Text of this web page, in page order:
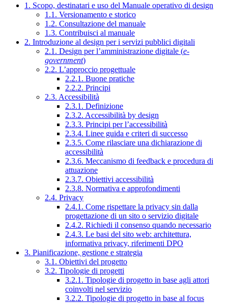
1. Scopo, destinatari e uso del Manuale operativo di design
1.1. Versionamento e storico
1.2. Consultazione del manuale
1.3. Contribuisci al manuale
2. Introduzione al design per i servizi pubblici digitali
2.1. Design per l’amministrazione digitale (e-
government)
2.2. L’approccio progettuale
2.2.1. Buone pratiche
2.2.2. Principi
2.3. Accessibilità
2.3.1. Definizione
2.3.2. Accessibilità by design
2.3.3. Principi per l’accessibilità
2.3.4. Linee guida e criteri di successo
2.3.5. Come rilasciare una dichiarazione di
accessibilità
2.3.6. Meccanismo di feedback e procedura di
attuazione
2.3.7. Obiettivi accessibilità
2.3.8. Normativa e approfondimenti
2.4. Privacy
2.4.1. Come rispettare la privacy sin dalla
progettazione di un sito o servizio digitale
2.4.2. Richiedi il consenso quando necessario
2.4.3. Le basi del sito web: architettura,
informativa privacy, riferimenti DPO
3. Pianificazione, gestione e strategia
3.1. Obiettivi del progetto
3.2. Tipologie di progetti
3.2.1. Tipologie di progetto in base agli attori
coinvolti nel servizio
3.2.2. Tipologie di progetto in base al focus